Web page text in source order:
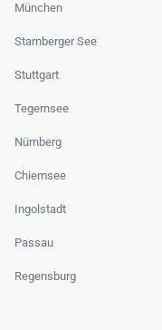
München
Starnberger See
Stuttgart
Tegernsee
Nürnberg
Chiemsee
Ingolstadt
Passau
Regensburg